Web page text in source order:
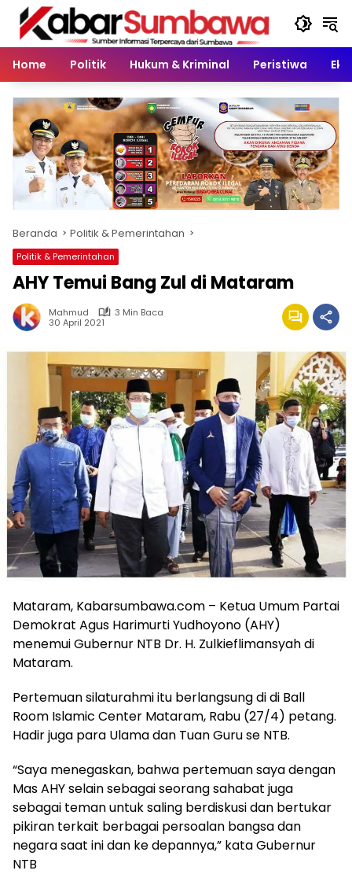
Langsung
konten
Home
Politik Hukum & Kriminal Peristiwa
Beranda Politik & Pemerintahan
Politik & Pemerintahan
AHY Temui Bang Zul di Mataram
Mahmud
3 Min Baca
30 April 2021
Mataram, Kabarsumbawa.com – Ketua Umum Partai
Demokrat Agus Harimurti Yudhoyono (AHY)
menemui Gubernur NTB Dr. H. Zulkieflimansyah di
Mataram.
Pertemuan silaturahmi itu berlangsung di di Ball
Room Islamic Center Mataram, Rabu (27/4) petang.
Hadir juga para Ulama dan Tuan Guru se NTB.
“Saya menegaskan, bahwa pertemuan saya dengan
Mas AHY selain sebagai seorang sahabat juga
sebagai teman untuk saling berdiskusi dan bertukar
pikiran terkait berbagai persoalan bangsa dan
negara saat ini dan ke depannya,” kata Gubernur
NTB